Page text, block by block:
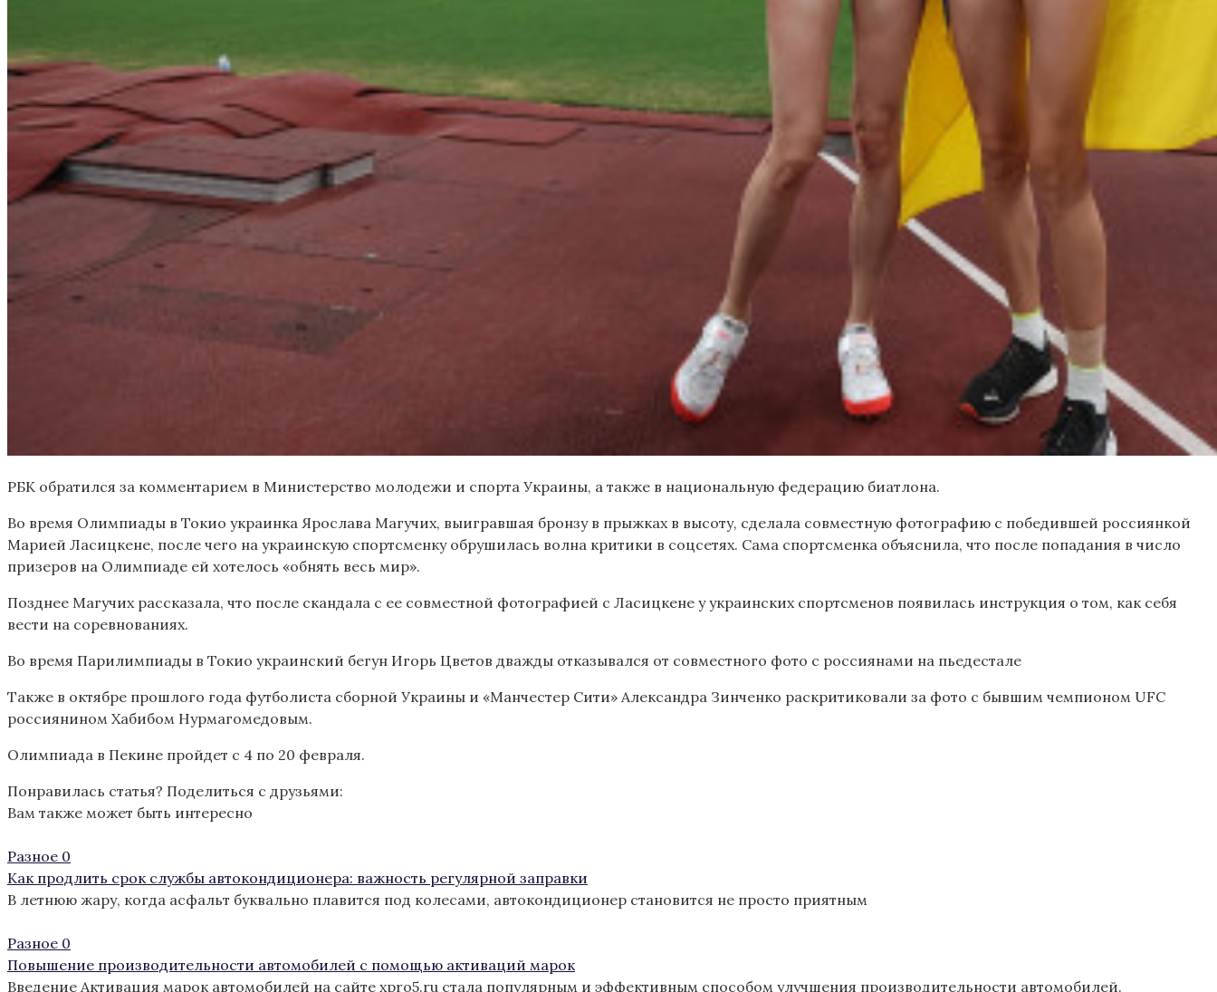
РБК обратился за комментарием в Министерство молодежи и спорта Украины, а также в национальную федерацию биатлона.
Во время Олимпиады в Токио украинка Ярослава Магучих, выигравшая бронзу в прыжках в высоту, сделала совместную фотографию с победившей россиянкой
Марией Ласицкене, после чего на украинскую спортсменку обрушилась волна критики в соцсетях. Сама спортсменка объяснила, что после попадания в число
призеров на Олимпиаде ей хотелось «обнять весь мир».
Позднее Магучих рассказала, что после скандала с ее совместной фотографией с Ласицкене у украинских спортсменов появилась инструкция о том, как себя
вести на соревнованиях.
Во время Парилимпиады в Токио украинский бегун Игорь Цветов дважды отказывался от совместного фото с россиянами на пьедестале
Также в октябре прошлого года футболиста сборной Украины и «Манчестер Сити» Александра Зинченко раскритиковали за фото с бывшим чемпионом UFC
россиянином Хабибом Нурмагомедовым.
Олимпиада в Пекине пройдет с 4 по 20 февраля.
Понравилась статья? Поделиться с друзьями:
Вам также может быть интересно
Разное 0
Как продлить срок службы автокондиционера: важность регулярной заправки
В летнюю жару, когда асфальт буквально плавится под колесами, автокондиционер становится не просто приятным
Разное 0
Повышение производительности автомобилей с помощью активаций марок
Введение Активация марок автомобилей на сайте xpro5.ru стала популярным и эффективным способом улучшения производительности автомобилей.